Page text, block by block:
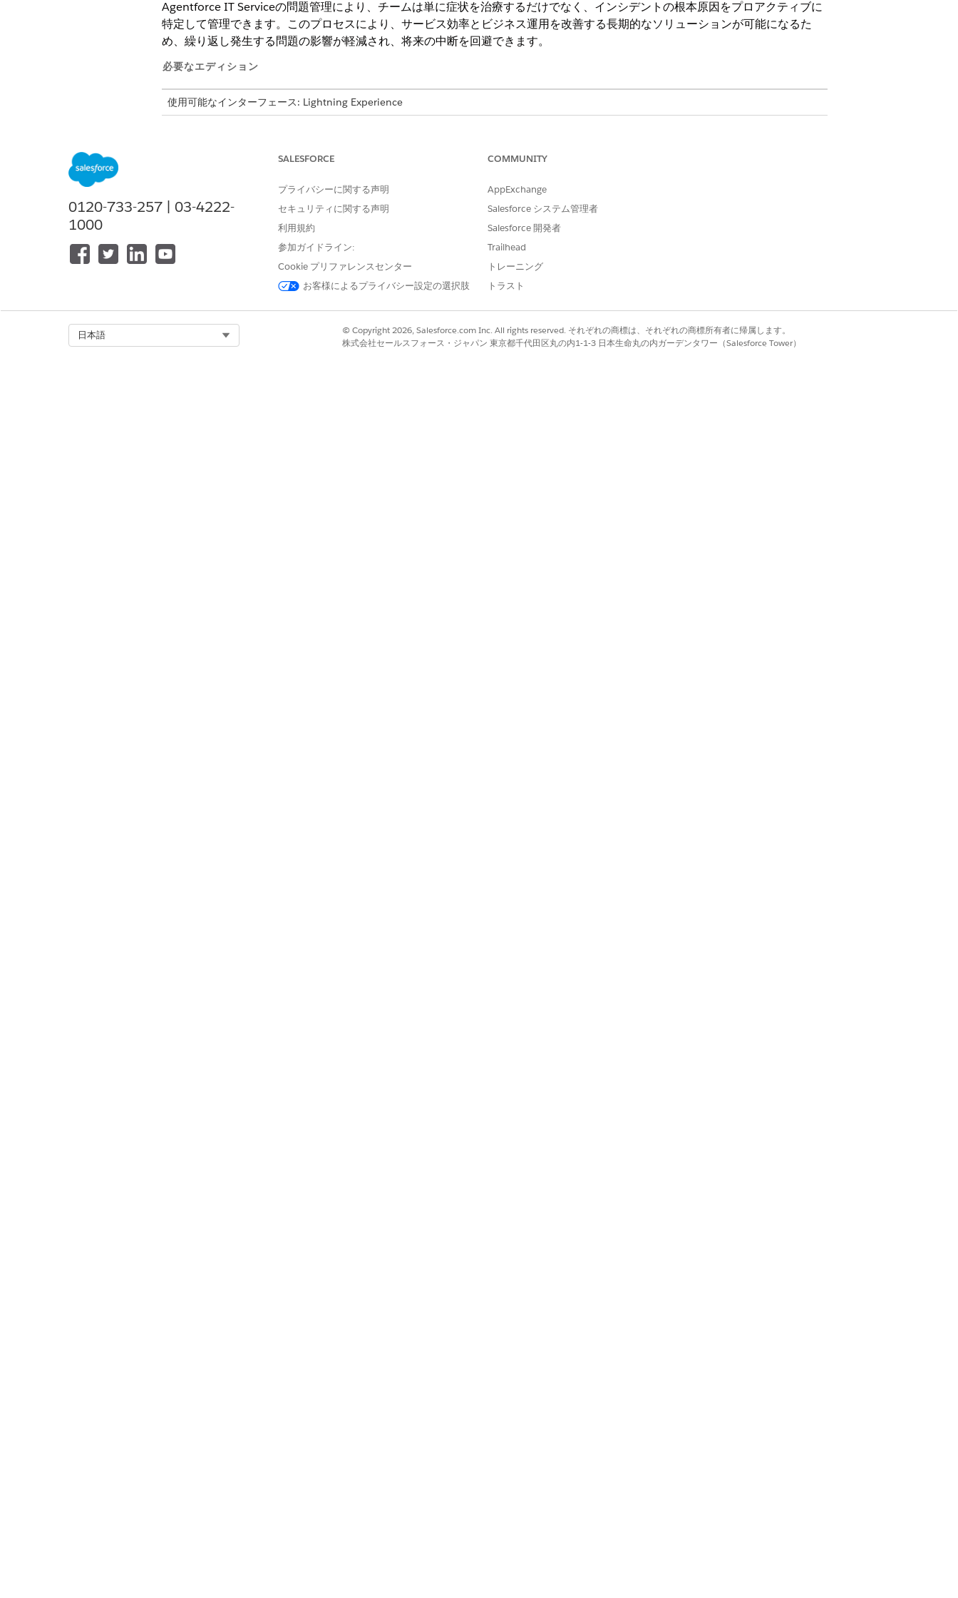
Agentforce IT Serviceの問題管理により、チームは単に症状を治療するだけでなく、インシデントの根本原因をプロアクティブに
特定して管理できます。このプロセスにより、サービス効率とビジネス運用を改善する長期的なソリューションが可能になるた
め、繰り返し発生する問題の影響が軽減され、将来の中断を回避できます。
必要なエディション
使用可能なインターフェース: Lightning Experience
インシデントの根本的な原因を特定し、今後の中断を回避します。
履歴データ、Knowledge Article、既知のエラー、ベスト・プラクティスを活用して、根本原因の特定を迅速化します。
Agentforce ITサービスデスクアプリケーション内で問題を直接作成および管理し、一貫性のある効率的な環境を実現します。
事前作成済み通知を使用して主要な更新やメジャー更新を受信することで、サービスレベル契約とマイルストーンを順調に進めます。
IT サービスの問題管理の設定
問題管理の使用を開始すると、インシデントパターンの分析、根本原因の診断、中断の防止とダウンタイムの最小化のためのソリューションの実
装に役立ちます。必要な機能を設定し、権限を割り当てて、一貫性のある効率的な問題追跡をサポートするように項目と選択リスト値を調整しま
す。
IT サービスの問題の管理
問題を効率的に追跡して管理し、中断を最小限に抑え、根本原因を特定して、長期的なソリューションを促進します。問題を作成および更新する
0120-733-257 | 03-4222-
1000
SALESFORCE
プライバシーに関する声明
セキュリティに関する声明
利用規約
参加ガイドライン:
Cookie プリファレンスセンター
お客様によるプライバシー設定の選択肢
COMMUNITY
AppExchange
Salesforce システム管理者
Salesforce 開発者
Trailhead
トレーニング
トラスト
日本語
© Copyright 2026, Salesforce.com Inc. All rights reserved. それぞれの商標は、それぞれの商標所有者に帰属します。
株式会社セールスフォース・ジャパン 東京都千代田区丸の内1-1-3 日本生命丸の内ガーデンタワー（Salesforce Tower）